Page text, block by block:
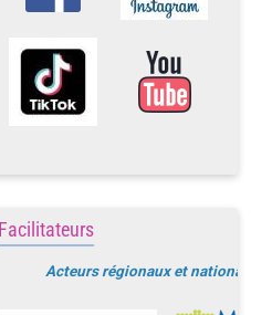
Facilitateurs
Acteurs régionaux et nationaux